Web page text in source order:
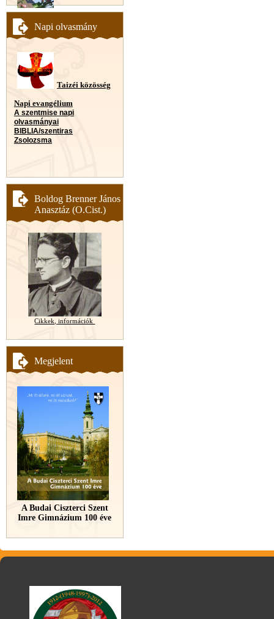
Napi olvasmány
Taizéi közösség
Napi evangélium
A szentmise napi
olvasmányai
BIBLIA/szentiras
Zsolozsma
Boldog Brenner János
Anasztáz (O.Cist.)
Cikkek, információk
Megjelent
A Budai Ciszterci Szent
Imre Gimnázium 100 éve